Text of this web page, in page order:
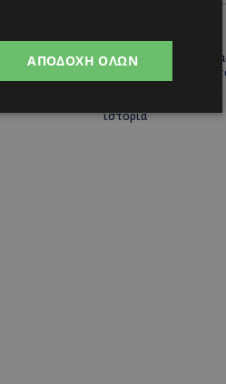
ΓΕΝΕΘΛΙΟΣ ΗΜΕΡΑ: Η
ηλικία είναι μόνο
αριθμός – Οι
ιστορία
ΑΠΟΔΟΧΉ ΌΛΩΝ